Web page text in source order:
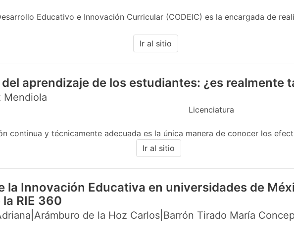
Educativo e Innovación Curricular (CODEIC) es la encargada de
Ir al sitio
aprendizaje de los estudiantes: ¿es realmente
Mendiola
Licenciatura
continua y técnicamente adecuada es la única manera de conocer los
Ir al sitio
la Innovación Educativa en universidades de
RIE 360
de la Hoz Carlos|Barrón Tirado María